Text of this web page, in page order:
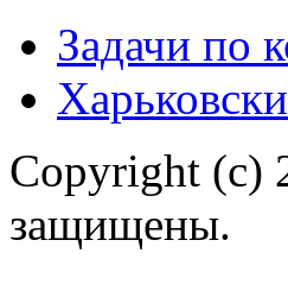
Задачи по
Copyright (c)
защищены.